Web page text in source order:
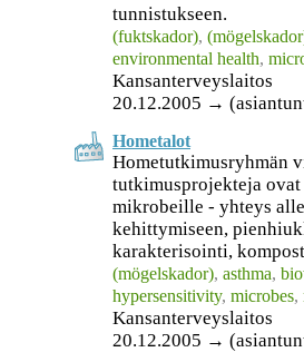
tunnistukseen.
(fuktskador),
environmental health,
Kansanterveyslaitos
20.12.2005 →
Hometalot
Hometutkimusryhmän
tutkimusprojekteja
mikrobeille - yhteys
kehittymiseen,
karakterisointi,
(mögelskador), asthma,
hypersensitivity, microbes,
Kansanterveyslaitos
20.12.2005 →